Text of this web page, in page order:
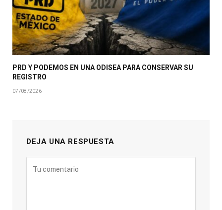
PRD Y PODEMOS EN UNA ODISEA PARA CONSERVAR SU
REGISTRO
07/08/2026
DEJA UNA RESPUESTA